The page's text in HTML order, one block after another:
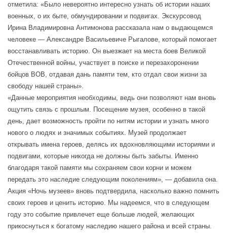
отметила: «Было невероятно интересно узнать об истории наших
военных, о их быте, обмундировании и подвигах. Экскурсовод
Ирина Владимировна Антимонова рассказала нам о выдающемся
человеке — Александре Васильевиче Рыгалове, который помогает
восстанавливать историю. Он выезжает на места боев Великой
Отечественной войны, участвует в поиске и перезахоронении
бойцов ВОВ, отдавая дань памяти тем, кто отдал свои жизни за
свободу нашей страны».
«Данные мероприятия необходимы, ведь они позволяют нам вновь
ощутить связь с прошлым. Посещение музея, особенно в такой
день, дает возможность пройти по нитям истории и узнать много
нового о людях и значимых событиях. Музей продолжает
открывать имена героев, делясь их вдохновляющими историями и
подвигами, которые никогда не должны быть забыты. Именно
благодаря такой памяти мы сохраняем свои корни и можем
передать это наследие следующим поколениям», — добавила она.
Акция «Ночь музеев» вновь подтвердила, насколько важно помнить
своих героев и ценить историю. Мы надеемся, что в следующем
году это событие привлечет еще больше людей, желающих
прикоснуться к богатому наследию нашего района и всей страны.